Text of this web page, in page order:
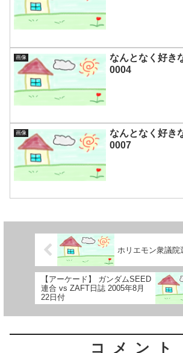
画像
なんとなく好き
0004
画像
なんとなく好き
0007
ホリエモン衆議院
【アーケード】 ガンダムSEED
連合 vs ZAFT日誌 2005年8月
22日付
コメント